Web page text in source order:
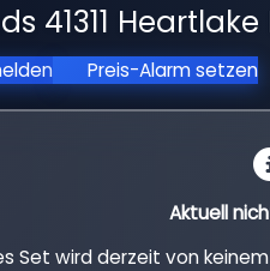
41311
Preis-Alarm setzen
Aktuell
Set wird derzeit von